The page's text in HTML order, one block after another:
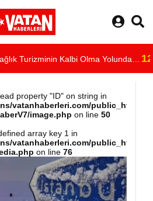
Turizminin Kalbi Olma Yolunda
dosyalar/moduller/header-
property "ID" on string in
vatanhaberleri.com/public_html/
image.php on line 50
array key 1 in
vatanhaberleri.com/public_html/
on line 76